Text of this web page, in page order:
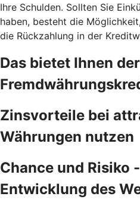
Ihre Schulden. Sollten Sie
haben, besteht die
die Rückzahlung in der
Das bietet Ihnen der
Zinsvorteile bei
Währungen nutzen
Chance und Risiko
Entwicklung des